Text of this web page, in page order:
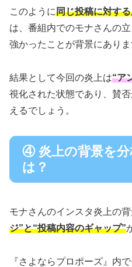
このように同じ投稿に対す
は、番組内でのモナさんの
強かったことが背景にありま
結果として今回の炎上は“ア
視化された状態であり、賛
えるでしょう。
④ 炎上の背景を分
は？
モナさんのインスタ炎上の背
ジ”と“投稿内容のギャップ”
『さよならプロポーズ』内